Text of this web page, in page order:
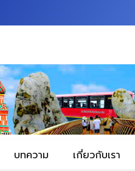
บทความ เกี่ยวกับเรา